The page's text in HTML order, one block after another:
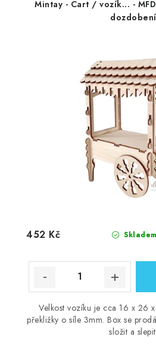
Mintay - Cart / vozík... -
dozdobení
Skladem
452 Kč
Velkost vozíku je cca 16 x 26
překližky o síle 3mm. Box se
složit a